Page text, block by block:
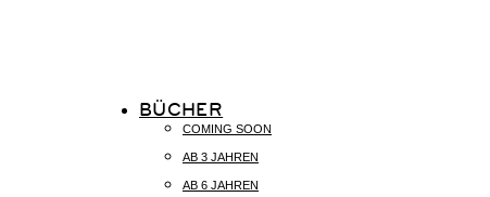
BÜCHER
COMING SOON
AB 3 JAHREN
AB 6 JAHREN